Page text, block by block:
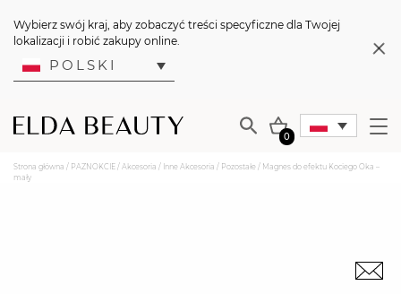
Wybierz swój kraj, aby zobaczyć treści specyficzne dla Twojej
lokalizacji i robić zakupy online.
POLSKI
0
Strona główna / PAZNOKCIE / Akcesoria / Inne Akcesoria / Pozostałe / Magnes do efektu Kociego Oka –
mały